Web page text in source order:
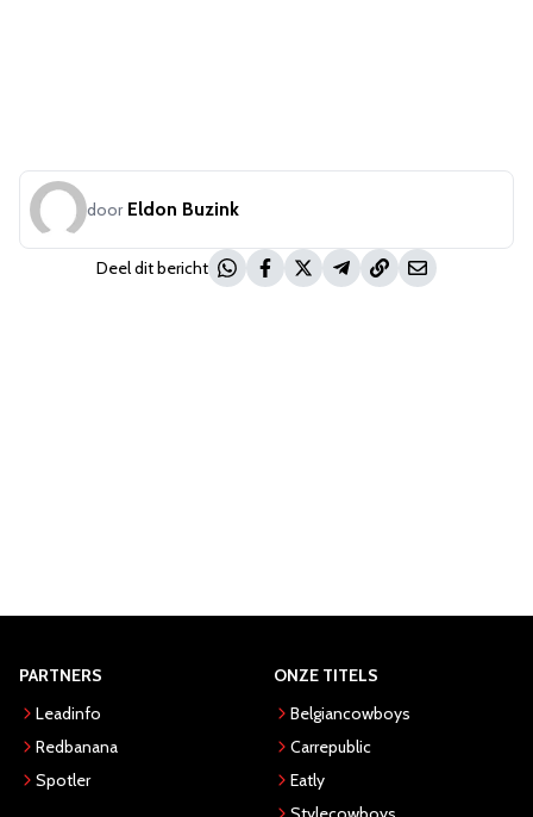
door Eldon Buzink
Deel dit bericht
PARTNERS
Leadinfo
Redbanana
Spotler
ONZE TITELS
Belgiancowboys
Carrepublic
Eatly